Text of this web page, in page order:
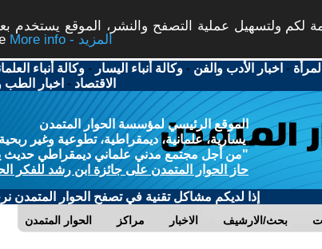
لكم ولتسهيل عملية التصفح والنشر، الموقع يستخدم
More info - المزيد
- اخبار الأدب والفن -وكالة أنباء اليسار -وكالة أنباء
الاقتصاد - اخبار الطب
الموقع الرئيسي لمؤسسة الحوار المتمدن
يسارية، علمانية، ديمقراطية، تطوعية وغير ربحية
"من أجل مجتمع مدني علماني ديمقراطي حديث
حاز الحوار المتمدن على جائزة ابن رشد للفكر
إذا لديكم مشاكل تقنية في تصفح الحوار المتمدن
الحوار المتمدن مراكز الاخبار بحث/الارشيف